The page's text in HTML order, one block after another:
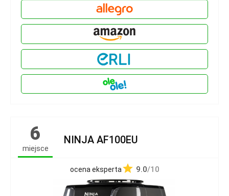
6
miejsce
NINJA AF100EU
ocena eksperta 9.0/10